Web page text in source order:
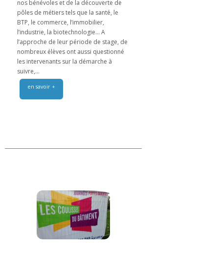
nos bénévoles et de la découverte de
pôles de métiers tels que la santé, le
BTP, le commerce, l’immobilier,
l’industrie, la biotechnologie… A
l’approche de leur période de stage, de
nombreux élèves ont aussi questionné
les intervenants sur la démarche à
suivre,...
en savoir +